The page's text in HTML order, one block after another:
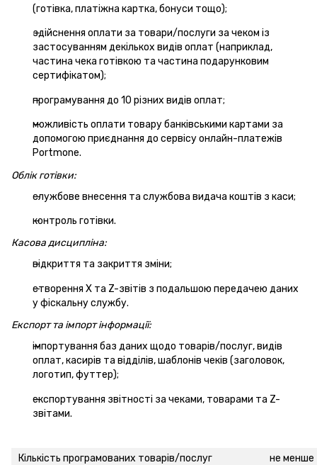
(готівка, платіжна картка, бонуси тощо);
здійснення оплати за товари/послуги за чеком із
застосуванням декількох видів оплат (наприклад,
частина чека готівкою та частина подарунковим
сертифікатом);
програмування до 10 різних видів оплат;
можливість оплати товару банківськими картами за
допомогою приєднання до сервісу онлайн-платежів
Portmone.
Облік готівки:
службове внесення та службова видача коштів з каси;
контроль готівки.
Касова дисципліна:
відкриття та закриття зміни;
створення X та Z-звітів з подальшою передачею даних
у фіскальну службу.
Експорт та імпорт інформації:
імпортування баз даних щодо товарів/послуг, видів
оплат, касирів та відділів, шаблонів чеків (заголовок,
логотип, футтер);
експортування звітності за чеками, товарами та Z-
звітами.
Кількість програмованих товарів/послуг не